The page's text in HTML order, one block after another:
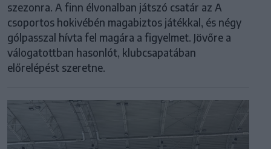
szezonra. A finn élvonalban játszó csatár az A
csoportos hokivébén magabiztos játékkal, és négy
gólpasszal hívta fel magára a figyelmet. Jövőre a
válogatottban hasonlót, klubcsapatában
előrelépést szeretne.